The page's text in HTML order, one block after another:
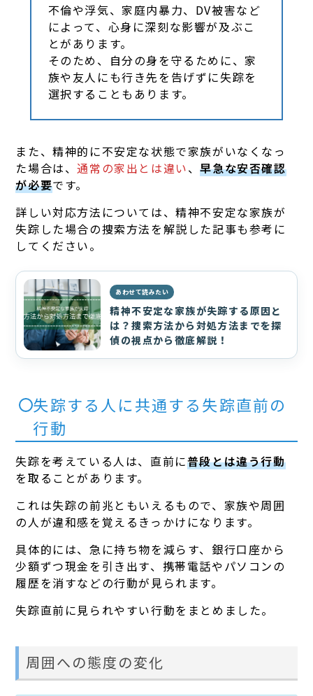
不倫や浮気、家庭内暴力、DV被害など
によって、心身に深刻な影響が及ぶこ
とがあります。
そのため、自分の身を守るために、家
族や友人にも行き先を告げずに失踪を
選択することもあります。
また、精神的に不安定な状態で家族がいなくなっ
た場合は、通常の家出とは違い、早急な安否確認
が必要です。
詳しい対応方法については、精神不安定な家族が
失踪した場合の捜索方法を解説した記事も参考に
してください。
あわせて読みたい
精神不安定な家族が失踪する原因と
は？捜索方法から対処方法までを探
偵の視点から徹底解説！
失踪する人に共通する失踪直前の
行動
失踪を考えている人は、直前に普段とは違う行動
を取ることがあります。
これは失踪の前兆ともいえるもので、家族や周囲
の人が違和感を覚えるきっかけになります。
具体的には、急に持ち物を減らす、銀行口座から
少額ずつ現金を引き出す、携帯電話やパソコンの
履歴を消すなどの行動が見られます。
失踪直前に見られやすい行動をまとめました。
周囲への態度の変化